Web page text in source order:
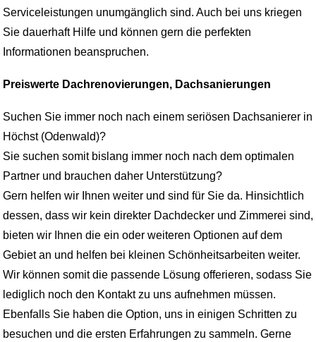
Serviceleistungen unumgänglich sind. Auch bei uns kriegen
Sie dauerhaft Hilfe und können gern die perfekten
Informationen beanspruchen.
Preiswerte Dachrenovierungen, Dachsanierungen
Suchen Sie immer noch nach einem seriösen Dachsanierer in
Höchst (Odenwald)?
Sie suchen somit bislang immer noch nach dem optimalen
Partner und brauchen daher Unterstützung?
Gern helfen wir Ihnen weiter und sind für Sie da. Hinsichtlich
dessen, dass wir kein direkter Dachdecker und Zimmerei sind,
bieten wir Ihnen die ein oder weiteren Optionen auf dem
Gebiet an und helfen bei kleinen Schönheitsarbeiten weiter.
Wir können somit die passende Lösung offerieren, sodass Sie
lediglich noch den Kontakt zu uns aufnehmen müssen.
Ebenfalls Sie haben die Option, uns in einigen Schritten zu
besuchen und die ersten Erfahrungen zu sammeln. Gerne